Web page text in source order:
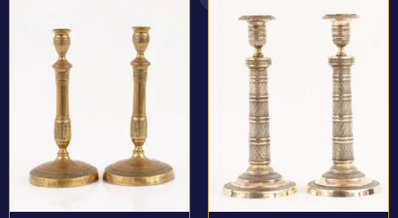
ZOBACZ PRODUKT ZOBACZ PRODUKT